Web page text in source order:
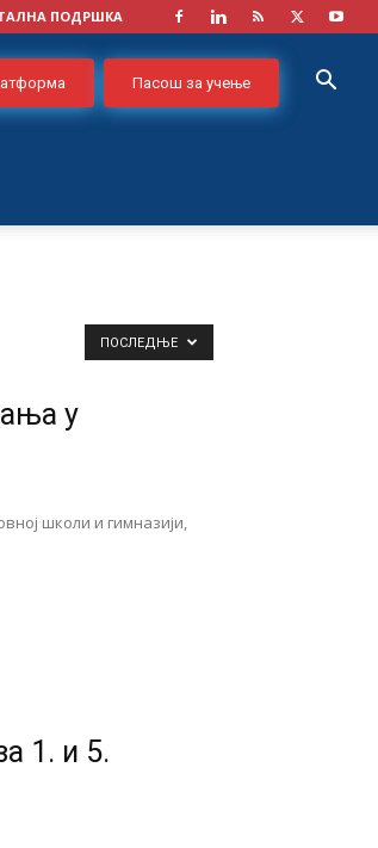
ПОДРШКА
Пасош за учење
ПОСЛЕДЊЕ
у
школи и гимназији,
1. и 5.